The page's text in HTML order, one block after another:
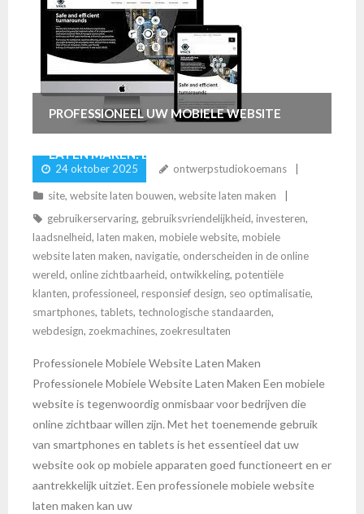
PROFESSIONEEL UW MOBIELE WEBSITE
LATEN MAKEN: DE SLEUTEL TOT ONLINE
SUCCES
24 oktober 2025 ontwerpstudiokoemans
site, website laten bouwen, website laten maken
gebruikerservaring, gebruiksvriendelijkheid, investeren,
laadsnelheid, laten maken, mobiele website, mobiele
website laten maken, navigatie, onderscheiden in de online
wereld, online zichtbaarheid, ontwikkeling, potentiële
klanten, professioneel, responsief design, seo optimalisatie,
smartphones, tablets, technologische standaarden,
webdesign, zoekmachines, zoekresultaten
Professionele Mobiele Website Laten Maken
Professionele Mobiele Website Laten Maken Een mobiele
website is tegenwoordig onmisbaar voor bedrijven die
online zichtbaar willen zijn. Met het toenemende gebruik
van smartphones en tablets is het essentieel dat uw
website ook op mobiele apparaten goed functioneert en er
aantrekkelijk uitziet. Een professionele mobiele website
laten maken kan uw